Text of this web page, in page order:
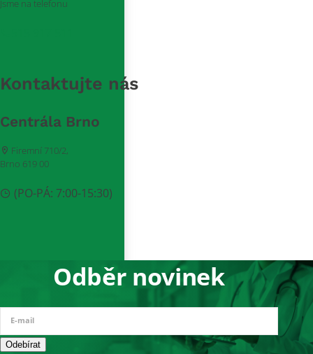
Jsme na telefonu
Kontaktujte nás
Centrála Brno
Firemní 710/2,
Brno 619 00
(PO-PÁ: 7:00-15:30)
Odběr novinek
E-mail